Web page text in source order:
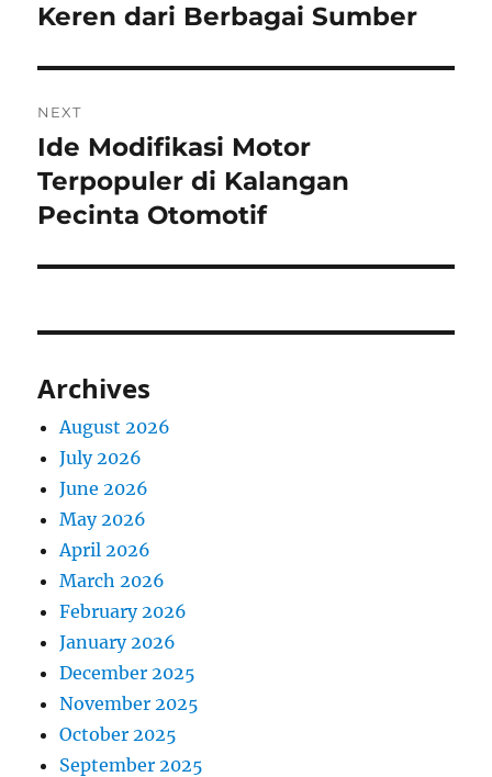
post:
Keren dari Berbagai Sumber
NEXT
Next
post:
Ide Modifikasi Motor
Terpopuler di Kalangan
Pecinta Otomotif
Archives
August 2026
July 2026
June 2026
May 2026
April 2026
March 2026
February 2026
January 2026
December 2025
November 2025
October 2025
September 2025